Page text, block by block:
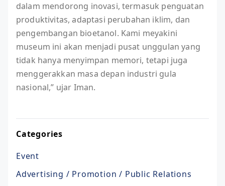
dalam mendorong inovasi, termasuk penguatan
produktivitas, adaptasi perubahan iklim, dan
pengembangan bioetanol. Kami meyakini
museum ini akan menjadi pusat unggulan yang
tidak hanya menyimpan memori, tetapi juga
menggerakkan masa depan industri gula
nasional,” ujar Iman.
Categories
Event
Advertising / Promotion / Public Relations